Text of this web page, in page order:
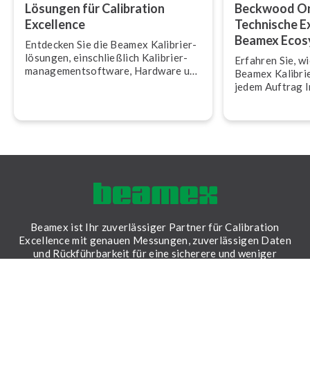
Lösungen für Calibration
Excellence
Entdecken Sie die Beamex Ka­li­brier­
lö­sun­gen, ein­schließ­lich Ka­li­brier­
ma­nage­m­ent­soft­ware, Hardware und
Beckwood
Technische
Beamex
Erfahren Sie,
Beamex
jedem Auftrag
Beamex ist Ihr zuverlässiger Partner für Calibration
Excellence mit genauen Messungen, zuverlässigen Daten
und Rückführbarkeit für eine sicherere und weniger